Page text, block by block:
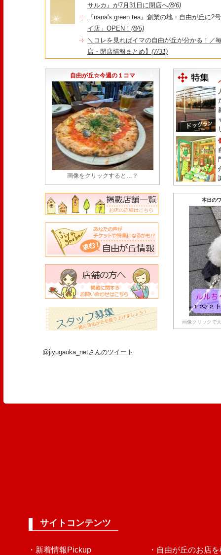
サルカ』が7月31日に閉店へ(8/6)
『nana's green tea』創業の地・自由が丘に2
イ店」OPEN！ (8/5)
＼コレを見ればイマの自由が丘が分かる！／
店・閉店情報まとめ】 (7/31)
永久パス配布も！
自由が丘☆今週の１コマ
画像をクリックすると…？
本日の
画像クリックで
@jiyugaoka_netさんのツイート
サイトコンテンツ
・新着情報Pickup ・自由が丘のお店